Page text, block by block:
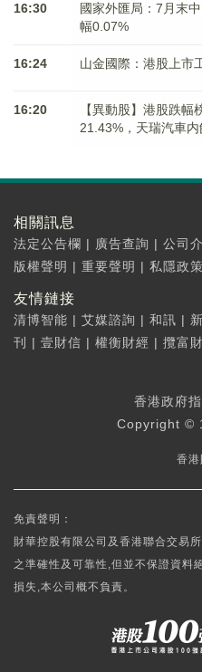
16:30
國家外匯局：7月末
幅0.07%
16:24 山金國際：港股上市
16:20
【異動股】港股跌
21.43%，天瑞汽車
相關訊息
法定公告欄 | 廣告查詢 | 公司
版權聲明 | 重要聲明 | 私隱政策
友情鏈接
清博智能 | 艾媒諮詢 | 和訊 |
刊
| 壹財信 | 權衡財經 | 攬富
香港政府
Copyright ©
香港
免責聲明：
財華控股有限公司及香港聯合交易
之準確性及可靠性,但並不保證資料
損失,本公司概不負責。